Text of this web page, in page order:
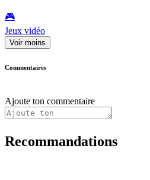
🎮️
Jeux vidéo
Voir moins
Commentaires
Ajoute ton commentaire
Recommandations